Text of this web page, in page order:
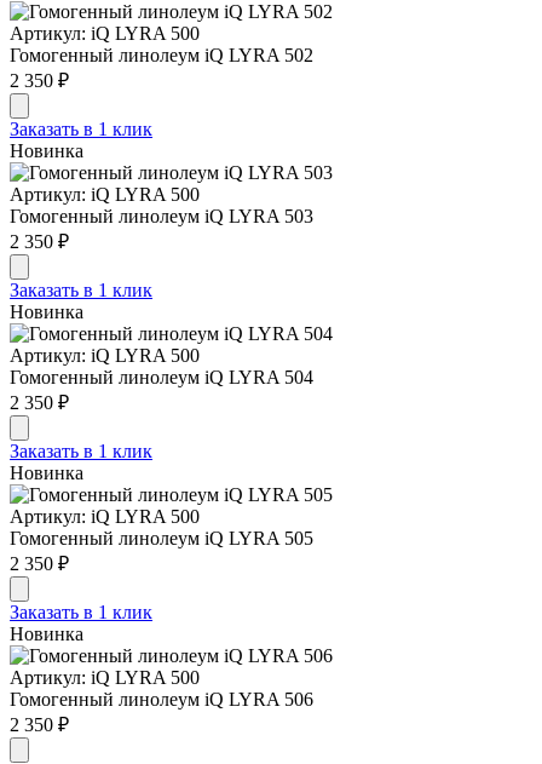
Артикул: iQ LYRA 500
Гомогенный линолеум iQ LYRA 502
2 350 ₽
Заказать в 1 клик
Новинка
Артикул: iQ LYRA 500
Гомогенный линолеум iQ LYRA 503
2 350 ₽
Заказать в 1 клик
Новинка
Артикул: iQ LYRA 500
Гомогенный линолеум iQ LYRA 504
2 350 ₽
Заказать в 1 клик
Новинка
Артикул: iQ LYRA 500
Гомогенный линолеум iQ LYRA 505
2 350 ₽
Заказать в 1 клик
Новинка
Артикул: iQ LYRA 500
Гомогенный линолеум iQ LYRA 506
2 350 ₽